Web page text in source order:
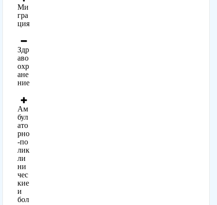
Ми
гра
ция
Здр
аво
охр
ане
ние
Ам
бул
ато
рно
-по
лик
ли
ни
чес
кие
и
бол